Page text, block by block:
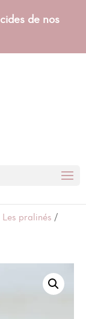
de nos
Les pralinés /